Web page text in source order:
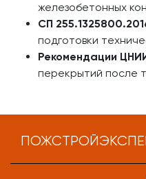
железобетонных
СП
подготовки
Рекомендации
перекрытий после